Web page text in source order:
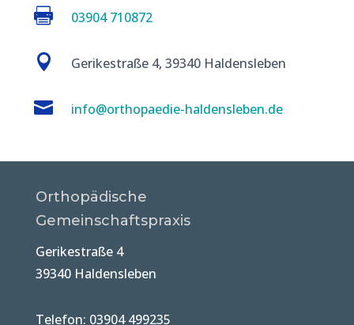
 03904 710872
 Gerikestraße 4, 39340 Haldensleben
 info@orthopaedie-haldensleben.de
Orthopädische
Gemeinschaftspraxis
Gerikestraße 4
39340 Haldensleben
Telefon: 03904 499235